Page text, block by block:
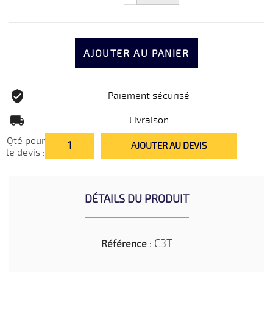
AJOUTER AU PANIER
Paiement sécurisé
Livraison
Qté pour
le devis :
AJOUTER AU DEVIS
DÉTAILS DU PRODUIT
Référence : C3T